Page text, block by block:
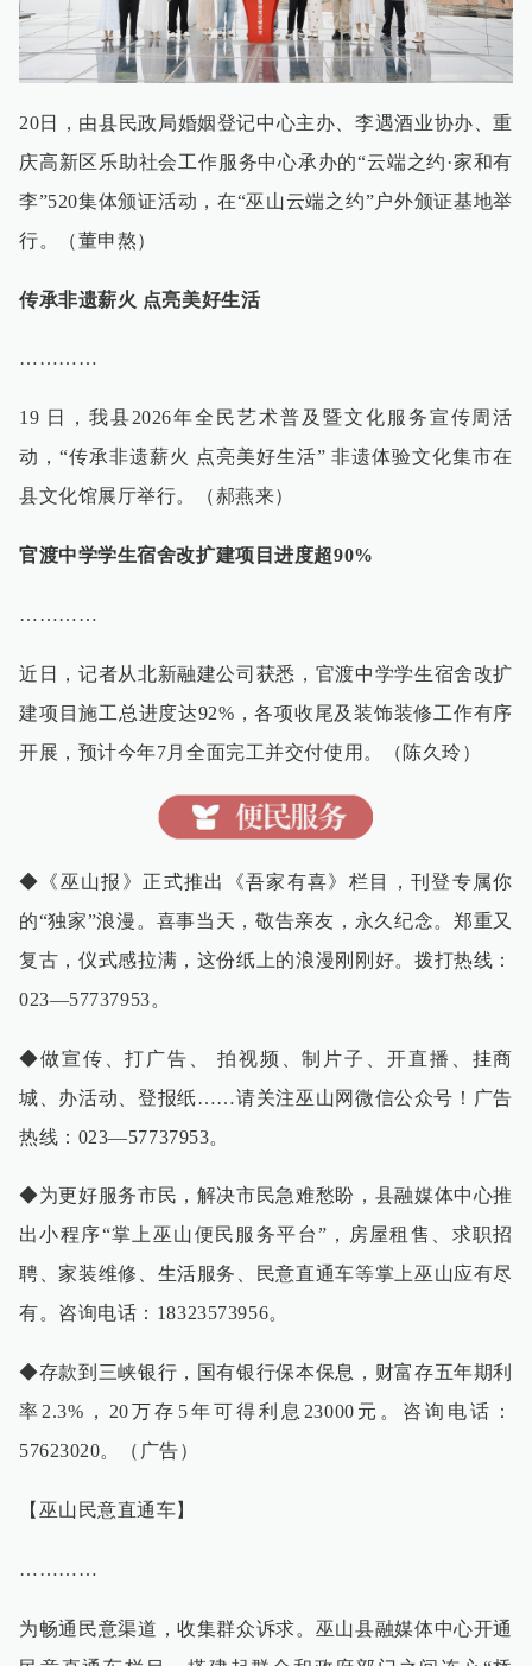
20日，由县民政局婚姻登记中心主办、李遇酒业协办、重
庆高新区乐助社会工作服务中心承办的“云端之约·家和有
李”520集体颁证活动，在“巫山云端之约”户外颁证基地举
行。（董申熬）
传承非遗薪火 点亮美好生活
…………
19 日，我县2026年全民艺术普及暨文化服务宣传周活
动，“传承非遗薪火 点亮美好生活” 非遗体验文化集市在
县文化馆展厅举行。（郝燕来）
官渡中学学生宿舍改扩建项目进度超90%
…………
近日，记者从北新融建公司获悉，官渡中学学生宿舍改扩
建项目施工总进度达92%，各项收尾及装饰装修工作有序
开展，预计今年7月全面完工并交付使用。（陈久玲）
◆《巫山报》正式推出《吾家有喜》栏目，刊登专属你
的“独家”浪漫。喜事当天，敬告亲友，永久纪念。郑重又
复古，仪式感拉满，这份纸上的浪漫刚刚好。拨打热线：
023—57737953。
◆做宣传、打广告、 拍视频、制片子、开直播、挂商
城、办活动、登报纸……请关注巫山网微信公众号！广告
热线：023—57737953。
◆为更好服务市民，解决市民急难愁盼，县融媒体中心推
出小程序“掌上巫山便民服务平台”，房屋租售、求职招
聘、家装维修、生活服务、民意直通车等掌上巫山应有尽
有。咨询电话：18323573956。
◆存款到三峡银行，国有银行保本保息，财富存五年期利
率2.3%，20万存5年可得利息23000元。咨询电话：
57623020。（广告）
【巫山民意直通车】
…………
为畅通民意渠道，收集群众诉求。巫山县融媒体中心开通